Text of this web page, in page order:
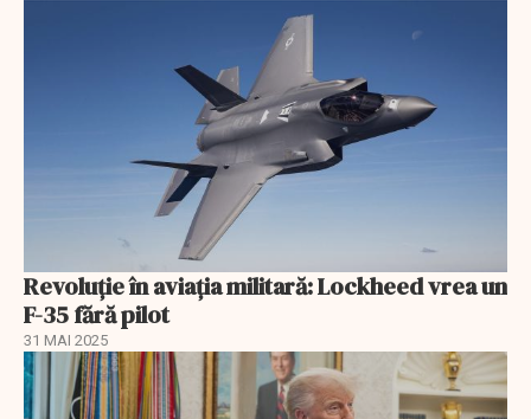
Revoluție în aviația militară: Lockheed vrea un
F-35 fără pilot
31 MAI 2025